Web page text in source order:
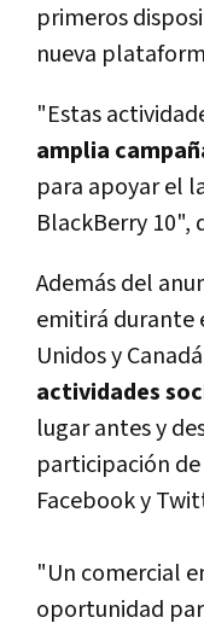
primeros
nueva
"Estas
amplia
para apoyar el
BlackBerry 10",
Además del
emitirá durante
Unidos y
actividades
lugar antes y
participación
Facebook y
"Un comercial
oportunidad